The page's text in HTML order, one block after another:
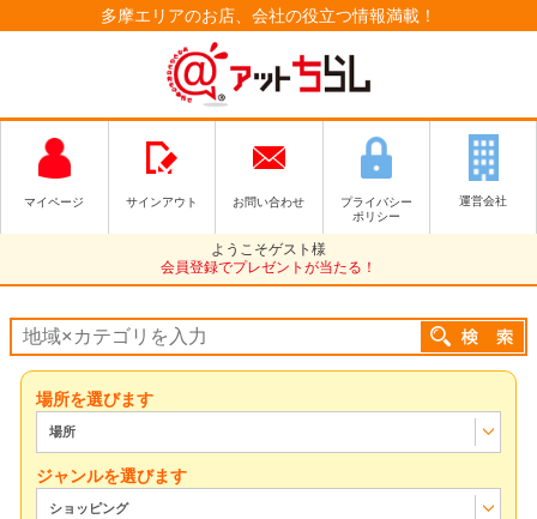
多摩エリアのお店、会社の役立つ情報満載！
マイページ サインアウト お問い合わせ
プライバシー
ポリシー
運営会社
ようこそゲスト様
会員登録でプレゼントが当たる！
場所を選びます
場所
ジャンルを選びます
ショッピング